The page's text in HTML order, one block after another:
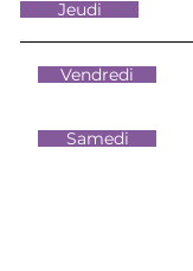
Jeudi
Vendredi
Samedi